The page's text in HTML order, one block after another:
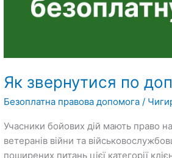
Як звернутися по
Безоплатна правова допомога /
Учасники бойових дій мають право
ветеранів війни та
поширених питань цієї категорії